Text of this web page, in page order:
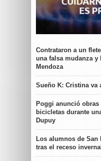
Contrataron a un
una falsa mudanza y
Mendoza
Sueño K: Cristina va
Poggi anunció obras
bicicletas durante
Dupuy
Los alumnos de San
tras el receso